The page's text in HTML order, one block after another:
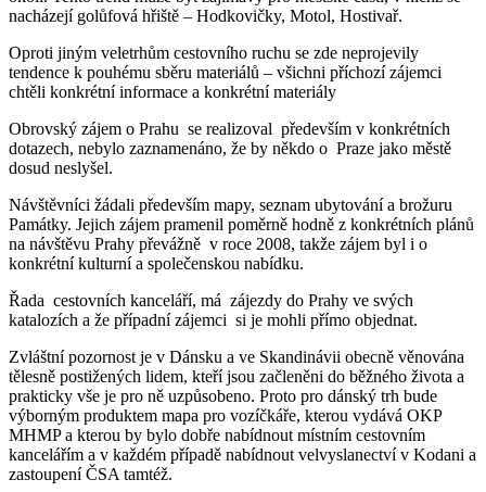
nacházejí golůfová hřiště – Hodkovičky, Motol, Hostivař.
Oproti jiným veletrhům cestovního ruchu se zde neprojevily
tendence k pouhému sběru materiálů – všichni příchozí zájemci
chtěli konkrétní informace a konkrétní materiály
Obrovský zájem o Prahu se realizoval především v konkrétních
dotazech, nebylo zaznamenáno, že by někdo o Praze jako městě
dosud neslyšel.
Návštěvníci žádali především mapy, seznam ubytování a brožuru
Památky. Jejich zájem pramenil poměrně hodně z konkrétních plánů
na návštěvu Prahy převážně v roce 2008, takže zájem byl i o
konkrétní kulturní a společenskou nabídku.
Řada cestovních kanceláří, má zájezdy do Prahy ve svých
katalozích a že případní zájemci si je mohli přímo objednat.
Zvláštní pozornost je v Dánsku a ve Skandinávii obecně věnována
tělesně postižených lidem, kteří jsou začleněni do běžného života a
prakticky vše je pro ně uzpůsobeno. Proto pro dánský trh bude
výborným produktem mapa pro vozíčkáře, kterou vydává OKP
MHMP a kterou by bylo dobře nabídnout místním cestovním
kancelářím a v každém případě nabídnout velvyslanectví v Kodani a
zastoupení ČSA tamtéž.